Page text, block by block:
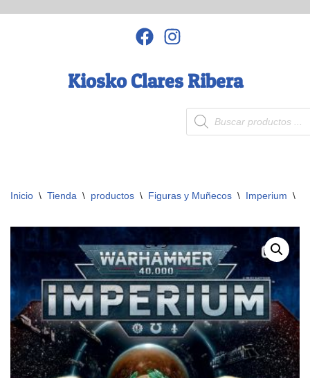
Kiosko Clares Ribera
Inicio \ Tienda \ productos \ Figuras y Muñecos \ Imperium \